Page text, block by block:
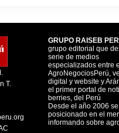
T.
GRUPO RAISEB
grupo editorial que
serie de medios
especializados entre
AgroNegociosPerú,
digital y website y
el primer portal de
berries, del Perú
Desde el año 2006
posicionado en el
informando sobre